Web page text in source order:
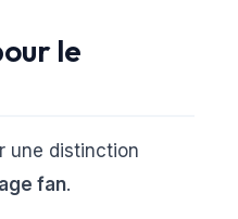
le
une distinction
fan.